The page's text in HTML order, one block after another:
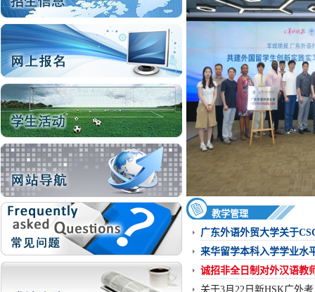
教学管理
广东外语外贸大学关于
来华留学本科入学学业水
诚招非全日制对外汉语教
关于3月22日新HSK广外